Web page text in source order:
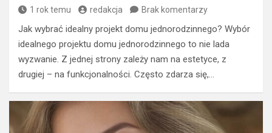
1 rok temu redakcja Brak komentarzy
Jak wybrać idealny projekt domu jednorodzinnego? Wybór
idealnego projektu domu jednorodzinnego to nie lada
wyzwanie. Z jednej strony zależy nam na estetyce, z
drugiej – na funkcjonalności. Często zdarza się,…